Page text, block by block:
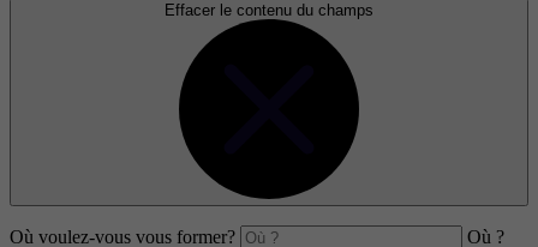
Effacer le contenu du champs
Où voulez-vous vous former? Où ?